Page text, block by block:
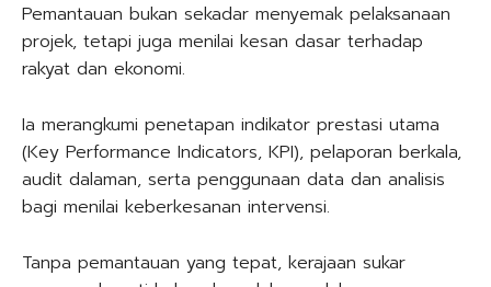
Pemantauan bukan sekadar menyemak pelaksanaan
projek, tetapi juga menilai kesan dasar terhadap
rakyat dan ekonomi.
Ia merangkumi penetapan indikator prestasi utama
(Key Performance Indicators, KPI), pelaporan berkala,
audit dalaman, serta penggunaan data dan analisis
bagi menilai keberkesanan intervensi.
Tanpa pemantauan yang tepat, kerajaan sukar